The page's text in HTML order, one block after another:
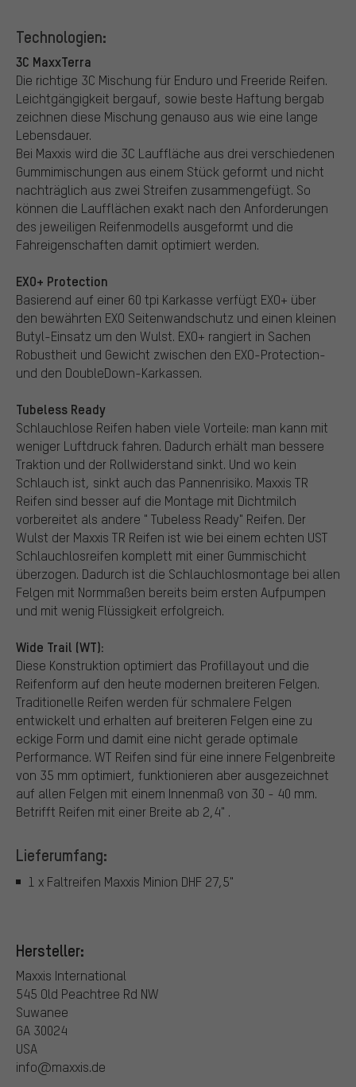
Technologien:
3C MaxxTerra
Die richtige 3C Mischung für Enduro und Freeride Reifen.
Leichtgängigkeit bergauf, sowie beste Haftung bergab
zeichnen diese Mischung genauso aus wie eine lange
Lebensdauer.
Bei Maxxis wird die 3C Lauffläche aus drei verschiedenen
Gummimischungen aus einem Stück geformt und nicht
nachträglich aus zwei Streifen zusammengefügt. So
können die Laufflächen exakt nach den Anforderungen
des jeweiligen Reifenmodells ausgeformt und die
Fahreigenschaften damit optimiert werden.
EXO+ Protection
Basierend auf einer 60 tpi Karkasse verfügt EXO+ über
den bewährten EXO Seitenwandschutz und einen kleinen
Butyl-Einsatz um den Wulst. EXO+ rangiert in Sachen
Robustheit und Gewicht zwischen den EXO-Protection-
und den DoubleDown-Karkassen.
Tubeless Ready
Schlauchlose Reifen haben viele Vorteile: man kann mit
weniger Luftdruck fahren. Dadurch erhält man bessere
Traktion und der Rollwiderstand sinkt. Und wo kein
Schlauch ist, sinkt auch das Pannenrisiko. Maxxis TR
Reifen sind besser auf die Montage mit Dichtmilch
vorbereitet als andere " Tubeless Ready" Reifen. Der
Wulst der Maxxis TR Reifen ist wie bei einem echten UST
Schlauchlosreifen komplett mit einer Gummischicht
überzogen. Dadurch ist die Schlauchlosmontage bei allen
Felgen mit Normmaßen bereits beim ersten Aufpumpen
und mit wenig Flüssigkeit erfolgreich.
Wide Trail (WT):
Diese Konstruktion optimiert das Profillayout und die
Reifenform auf den heute modernen breiteren Felgen.
Traditionelle Reifen werden für schmalere Felgen
entwickelt und erhalten auf breiteren Felgen eine zu
eckige Form und damit eine nicht gerade optimale
Performance. WT Reifen sind für eine innere Felgenbreite
von 35 mm optimiert, funktionieren aber ausgezeichnet
auf allen Felgen mit einem Innenmaß von 30 - 40 mm.
Betrifft Reifen mit einer Breite ab 2,4" .
Lieferumfang:
1 x Faltreifen Maxxis Minion DHF 27,5"
Hersteller:
Maxxis International
545 Old Peachtree Rd NW
Suwanee
GA 30024
USA
info@maxxis.de